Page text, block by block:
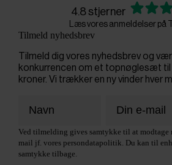
4.8 stjerner
Læs vores anmeldelser på
Tilmeld nyhedsbrev
Tilmeld dig vores nyhedsbrev og
konkurrencen om et topnøglesæt
kroner. Vi trækker en ny vinder hver
Ved tilmelding gives samtykke til at modtage
mail jf. vores persondatapolitik. Du kan til
samtykke tilbage.